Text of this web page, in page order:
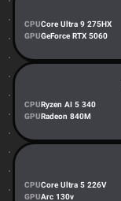
CPUCore Ultra 9 275HX
GPUGeForce RTX 5060
CPURyzen AI 5 340
GPURadeon 840M
CPUCore Ultra 5 226V
GPUArc 130v